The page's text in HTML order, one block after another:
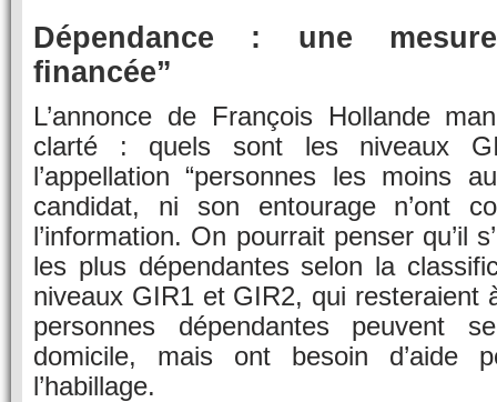
Dépendance : une
financée”
L’annonce de François Hollande
clarté : quels sont les niveaux
l’appellation “personnes les moins
candidat, ni son entourage n’ont
l’information. On pourrait penser qu’il
les plus dépendantes selon la
niveaux GIR1 et GIR2, qui resteraient
personnes dépendantes peuvent
domicile, mais ont besoin d’aide
l’habillage.